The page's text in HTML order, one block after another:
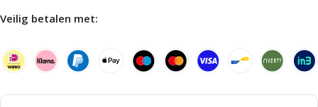
Veilig betalen met: